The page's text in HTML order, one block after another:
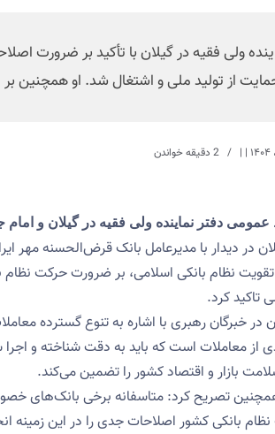
ولی فقیه در گیلان با تأکید بر ضرورت
از تولید ملی و اشتغال شد. او همچنین
| |
دفتر نماینده ولی فقیه در گیلان و
در دیدار با مدیرعامل بانک قرض‌الحسنه مهر
و تقویت نظام بانکی اسلامی، بر ضرورت حرکت
تاکید کرد.
در خبرگان رهبری با اشاره به تنوع گسترده
از معاملات است که باید به دقت شناخته و
بازار و اقتصاد کشور را تضمین می‌کند.
تصریح کرد: متاسفانه برخی بانک‌های
بانکی کشور اصلاحات جدی را در این زمینه